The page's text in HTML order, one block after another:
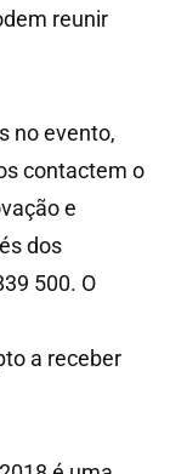
reunir
no evento,
contactem o
e
dos
500. O
a receber